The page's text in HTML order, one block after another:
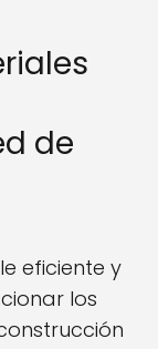
de
eficiente y
los